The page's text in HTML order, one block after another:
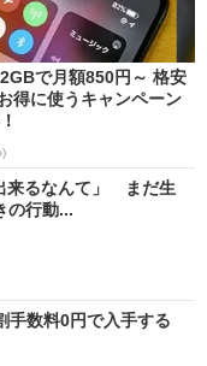
で月額850円～ 格安
得に使うキャンペーン
来るなんて」 まだ生
の行動...
手数料0円で入手する